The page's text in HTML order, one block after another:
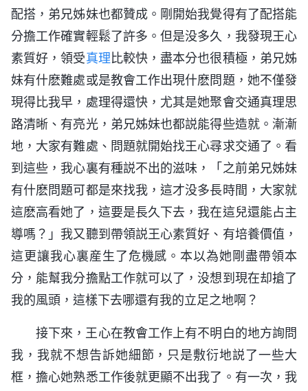
配搭，弟兄姊妹也都贊成。剛開始我覺得有了配搭能
分擔工作確實輕鬆了許多。但是没多久，我發現王心
素質好，領受真理 比較快，盡本分也很積極，弟兄姊
妹有什麽難處或是教會工作出現什麽問題，她不僅發
現得比我早，處理得還快，尤其是她聚會交通真理思
路清晰、有亮光，弟兄姊妹也都説能得些造就。漸漸
地，大家有難處、問題就開始找王心尋求交通了。看
到這些，我心裏有種説不出的滋味，「之前弟兄姊妹
有什麽問題可都是來找我，這才没多長時間，大家就
這麽高看她了，這要是長久下去，我在這兒還能占主
導嗎？」我又聽到帶領説王心素質好、有培養價值，
這更讓我心裏産生了危機感。本以為她剛盡帶領本
分，能幫我分擔點工作就可以了，没想到現在却搶了
我的風頭，這樣下去哪還有我的立足之地啊？
接下來，王心在教會工作上有不明白的地方詢問
我，我就不想告訴她細節，只是敷衍地説了一些大
框，擔心她熟悉工作後就更顯不出我了。有一次，我